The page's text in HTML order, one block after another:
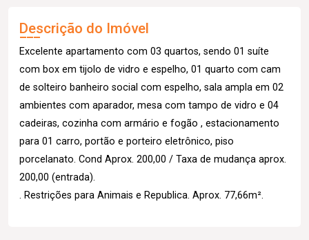
Descrição do Imóvel
Excelente apartamento com 03 quartos, sendo 01 suíte
com box em tijolo de vidro e espelho, 01 quarto com cam
de solteiro banheiro social com espelho, sala ampla em 02
ambientes com aparador, mesa com tampo de vidro e 04
cadeiras, cozinha com armário e fogão , estacionamento
para 01 carro, portão e porteiro eletrônico, piso
porcelanato. Cond Aprox. 200,00 / Taxa de mudança aprox.
200,00 (entrada).
. Restrições para Animais e Republica. Aprox. 77,66m².